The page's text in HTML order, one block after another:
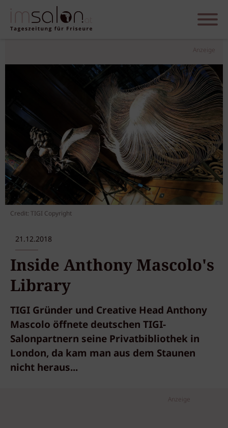
Anzeige
Credit: TIGI Copyright
21.12.2018
Inside Anthony Mascolo's
Library
TIGI Gründer und Creative Head Anthony
Mascolo öffnete deutschen TIGI-
Salonpartnern seine Privatbibliothek in
London, da kam man aus dem Staunen
nicht heraus...
Anzeige